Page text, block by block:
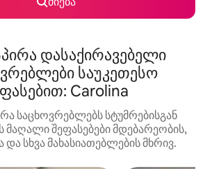
დასაქირავებელი
საუკეთესო
Carolina
საცხოვრებლებს სტუმრებისგან
მაღალი შეფასებები მდებარეობის,
და სხვა მახასიათებლების მხრივ.